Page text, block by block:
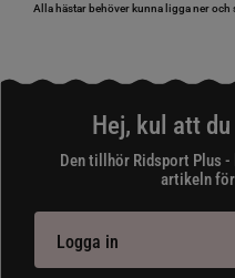
Alla hästar behöver kunna ligga ner
Hej, kul att
Den tillhör Ridsport Plus
artikeln
Logga in